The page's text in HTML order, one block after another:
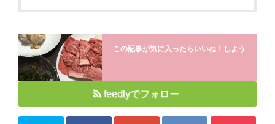
この記事が気に入ったらいいね！しよう
feedlyでフォロー